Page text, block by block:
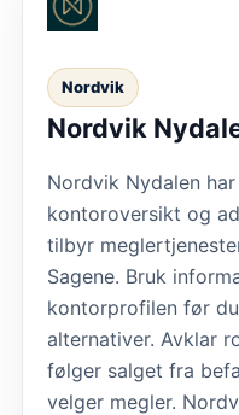
Nordvik
Nordvik
Nordvik Nydalen
kontoroversikt og
tilbyr
Sagene. Bruk
kontorprofilen før
alternativer. Avklar
følger salget fra
velger megler.